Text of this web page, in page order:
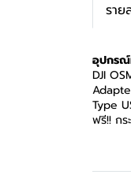
ราย
อุปกรณ์
DJI
Type
ฟรี!! กร